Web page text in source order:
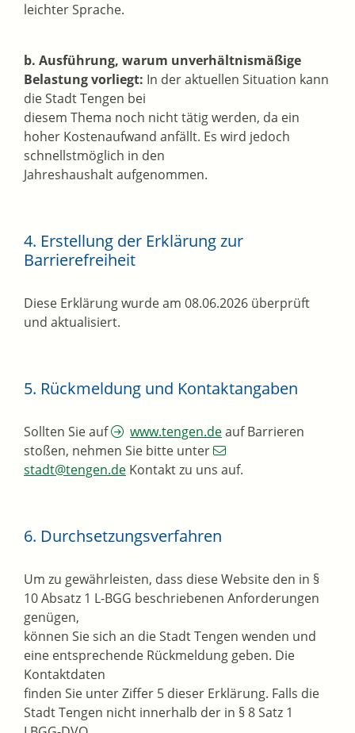
leichter Sprache.
b. Ausführung, warum unverhältnismäßige
Belastung vorliegt: In der aktuellen Situation kann
die Stadt Tengen bei
diesem Thema noch nicht tätig werden, da ein
hoher Kostenaufwand anfällt. Es wird jedoch
schnellstmöglich in den
Jahreshaushalt aufgenommen.
4. Erstellung der Erklärung zur
Barrierefreiheit
Diese Erklärung wurde am 08.06.2026 überprüft
und aktualisiert.
5. Rückmeldung und Kontaktangaben
Sollten Sie auf www.tengen.deauf Barrieren
stoßen, nehmen Sie bitte unter
stadt@tengen.de Kontakt zu uns auf.
6. Durchsetzungsverfahren
Um zu gewährleisten, dass diese Website den in §
10 Absatz 1 L-BGG beschriebenen Anforderungen
genügen,
können Sie sich an die Stadt Tengen wenden und
eine entsprechende Rückmeldung geben. Die
Kontaktdaten
finden Sie unter Ziffer 5 dieser Erklärung. Falls die
Stadt Tengen nicht innerhalb der in § 8 Satz 1